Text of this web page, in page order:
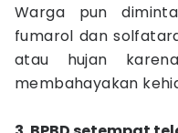
Warga pun
fumarol dan
atau hujan
membahayakan